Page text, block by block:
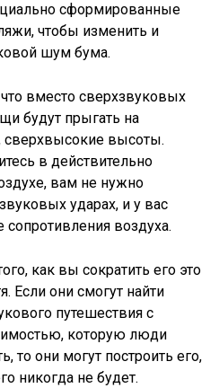
сформированные
чтобы изменить и
шум бума.
вместо сверхзвуковых
будут прыгать на
сверхвысокие высоты.
в действительно
вам не нужно
ударах, и у вас
воздуха.
как вы сократить его это
Если они смогут найти
путешествия с
которую люди
то они могут построить его,
никогда не будет.